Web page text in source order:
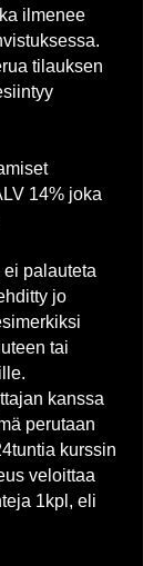
ilmenee
tilauksen
14% joka
ei palauteta
jo
tai
kanssa
perutaan
kurssin
veloittaa
1kpl, eli